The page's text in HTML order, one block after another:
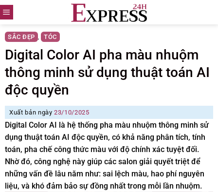
Skip
to
content
SẮC ĐẸP , TÓC
Digital Color AI pha màu nhuộm
thông minh sử dụng thuật toán AI
độc quyền
Xuất bản ngày23/10/2025
Digital Color AI là hệ thống pha màu nhuộm thông minh sử
dụng thuật toán AI độc quyền, có khả năng phân tích, tính
toán, pha chế công thức màu với độ chính xác tuyệt đối.
Nhờ đó, công nghệ này giúp các salon giải quyết triệt để
những vấn đề lâu năm như: sai lệch màu, hao phí nguyên
liệu, và khó đảm bảo sự đồng nhất trong mỗi lần nhuộm.